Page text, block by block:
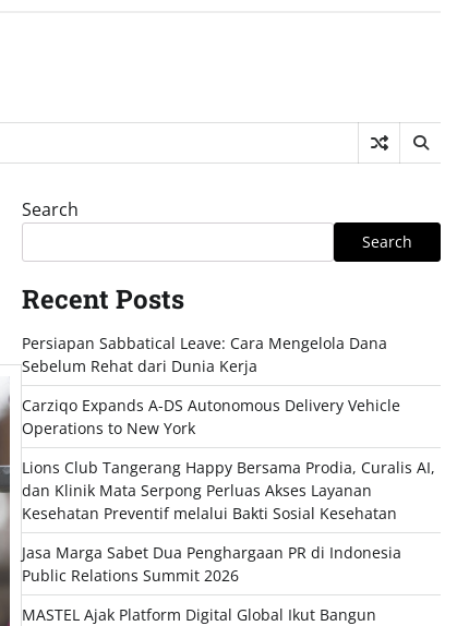
Search
Search
Recent Posts
Persiapan Sabbatical Leave: Cara Mengelola Dana
Sebelum Rehat dari Dunia Kerja
Carziqo Expands A-DS Autonomous Delivery Vehicle
Operations to New York
Lions Club Tangerang Happy Bersama Prodia, Curalis AI,
dan Klinik Mata Serpong Perluas Akses Layanan
Kesehatan Preventif melalui Bakti Sosial Kesehatan
Jasa Marga Sabet Dua Penghargaan PR di Indonesia
Public Relations Summit 2026
MASTEL Ajak Platform Digital Global Ikut Bangun